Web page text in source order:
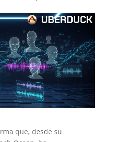
que, desde su